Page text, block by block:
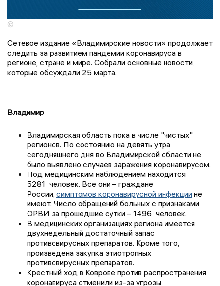
©
Сетевое издание «Владимирские новости» продолжает
следить за развитием пандемии коронавируса в
регионе, стране и мире. Собрали основные новости,
которые обсуждали 25 марта.
Владимир
Владимирская область пока в числе "чистых"
регионов. По состоянию на девять утра
сегодняшнего дня во Владимирской области не
было выявлено случаев заражения коронавирусом.
Под медицинским наблюдением находится
5281 человек. Все они – граждане
России, симптомов коронавирусной инфекции не
имеют. Число обращений больных с признаками
ОРВИ за прошедшие сутки – 1496 человек.
В медицинских организациях региона имеется
двухнедельный достаточный запас
противовирусных препаратов. Кроме того,
произведена закупка этиотропных
противовирусных препаратов.
Крестный ход в Коврове против распространения
коронавируса отменили из-за угрозы